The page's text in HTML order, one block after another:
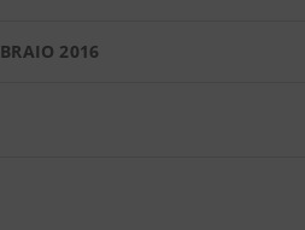
2016